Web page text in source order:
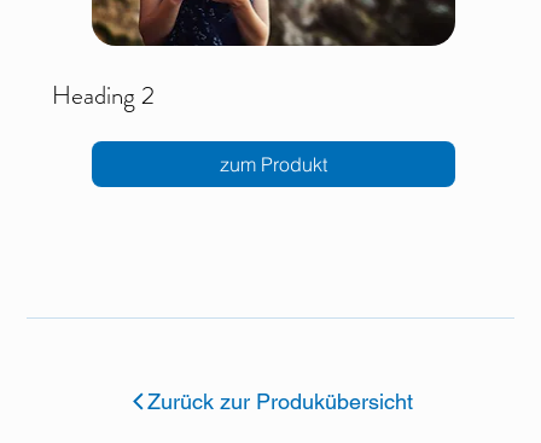
Heading 2
zum Produkt
Zurück zur Produkübersicht